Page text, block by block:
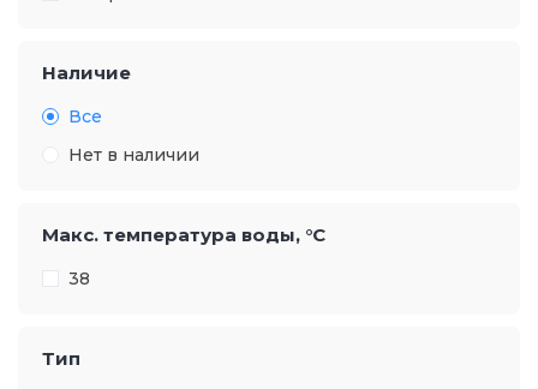
Наличие
Все
Нет в наличии
Макс. температура воды, °С
38
Тип